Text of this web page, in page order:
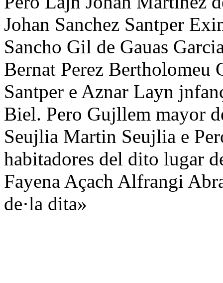
Johan Sanchez Santper
Sancho Gil de Gauas
Bernat Perez Bertholomeu
Santper e Aznar Layn
Biel. Pero Gujllem mayor
Seujlia Martin Seujlia e
habitadores del dito lugar
Fayena Açach Alfrangi
de·la dita»